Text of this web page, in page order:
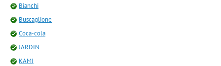
Bianchi
Buscaglione
Coca-cola
JARDIN
KAMI